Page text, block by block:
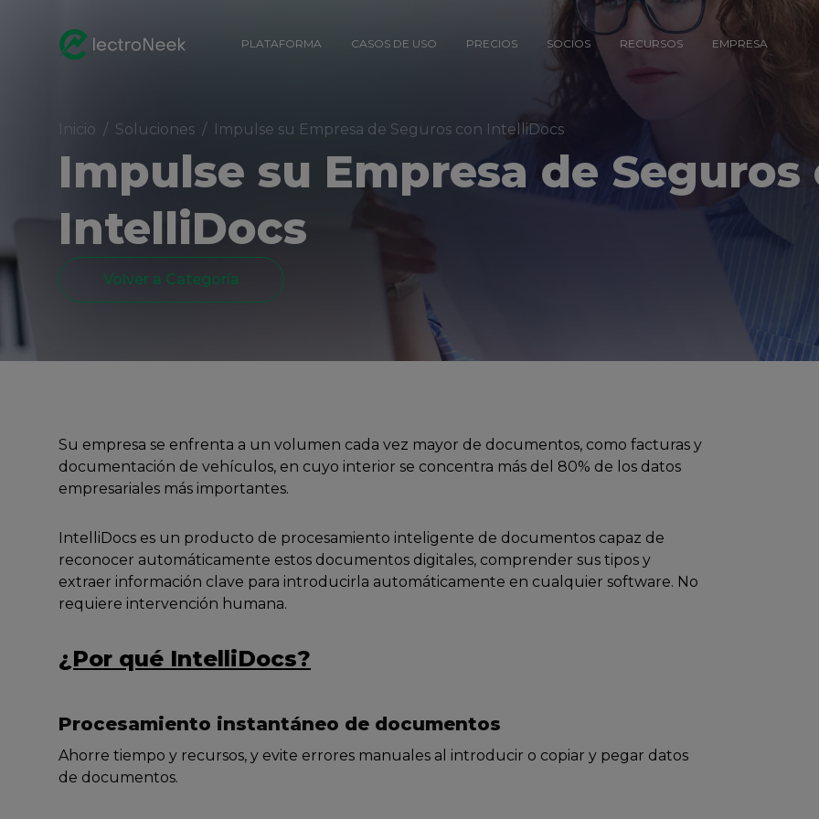
PLATAFORMA CASOS DE USO PRECIOS SOCIOS RECURSOS EMPRESA
Inicio / Soluciones / Impulse su Empresa de Seguros con IntelliDocs
Impulse su Empresa de Seguros
IntelliDocs
Volver a Categoría
Su empresa se enfrenta a un volumen cada vez mayor de documentos, como facturas y
documentación de vehículos, en cuyo interior se concentra más del 80% de los datos
empresariales más importantes.
IntelliDocs es un producto de procesamiento inteligente de documentos capaz de
reconocer automáticamente estos documentos digitales, comprender sus tipos y
extraer información clave para introducirla automáticamente en cualquier software. No
requiere intervención humana.
¿Por qué IntelliDocs?
Procesamiento instantáneo de documentos
Ahorre tiempo y recursos, y evite errores manuales al introducir o copiar y pegar datos
de documentos.